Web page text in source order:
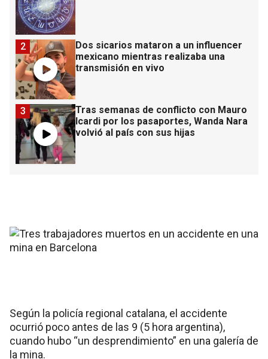
Dos sicarios mataron a un influencer
mexicano mientras realizaba una
transmisión en vivo
2
Tras semanas de conflicto con Mauro
Icardi por los pasaportes, Wanda Nara
volvió al país con sus hijas
3
Según la policía regional catalana, el accidente
ocurrió poco antes de las 9 (5 hora argentina),
cuando hubo “un desprendimiento” en una galería de
la mina.